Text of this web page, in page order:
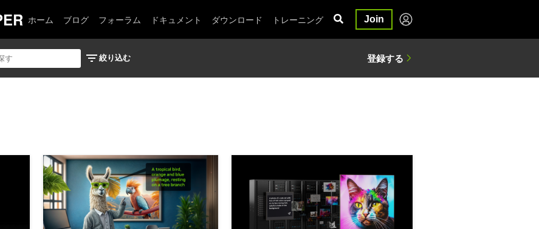
ホーム ブログ フォーラム ドキュメント ダウンロード トレーニング Join
Reuseで、Time to First Token を 5 倍高速化
高速化された Llama 3.2 をエッジからクラウドへデプロイする